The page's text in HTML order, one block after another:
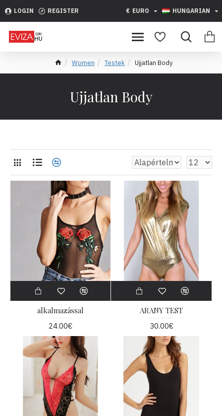
LOGIN REGISTER € EURO HUNGARIAN
Women Testek Ujjatlan Body
Ujjatlan Body
alkalmazással
24.00€
ARANY TEST
30.00€